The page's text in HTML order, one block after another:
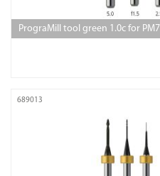
PrograMill tool green 1.0c for PM7
689013